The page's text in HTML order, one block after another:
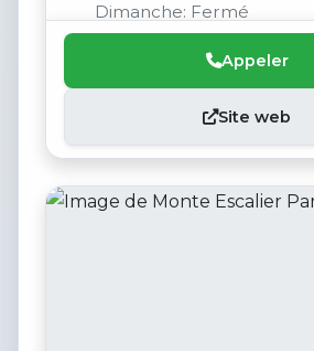
Dimanche: Fermé
Appeler
Site web